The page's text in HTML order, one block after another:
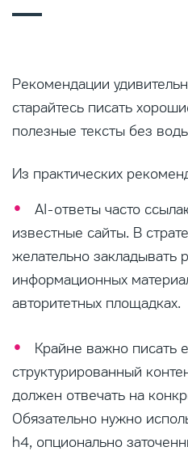
Рекомендации
старайтесь писать
полезные тексты без
Из практических
AI-ответы часто
известные сайты. В
желательно закладывать
информационных
авторитетных площадках.
Крайне важно писать
структурированный
должен отвечать на
Обязательно нужно
h4, опционально